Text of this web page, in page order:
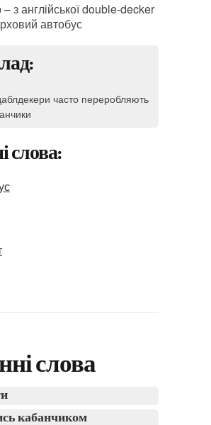
з англійської double-decker
автобус
часто переробляють
слова:
слова
кабанчиком